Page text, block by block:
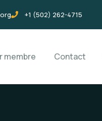
+1 (502) 262-4715
membre Contact